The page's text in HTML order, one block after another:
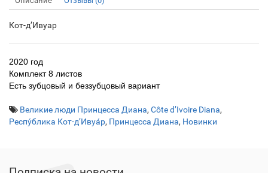
Кот-д’Ивуар
2020 год
Комплект 8 листов
Есть зубцовый и беззубцовый вариант
Великие люди Принцесса Диана, Côte d’Ivoire Diana,
Респу́блика Кот-д’Ивуа́р, Принцесса Диана, Новинки